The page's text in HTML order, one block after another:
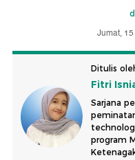
Jumat,
Ditulis
Fitri
Sarjana
program